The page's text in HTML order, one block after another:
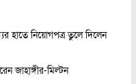
হাতে নিয়োগপত্র তুলে দিলেন
জাহাঙ্গীর-মিল্টন